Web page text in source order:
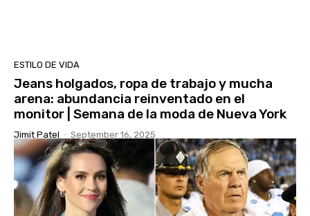
ESTILO DE VIDA
Jeans holgados, ropa de trabajo y mucha
arena: abundancia reinventado en el
monitor | Semana de la moda de Nueva York
Jimit Patel - September 16, 2025